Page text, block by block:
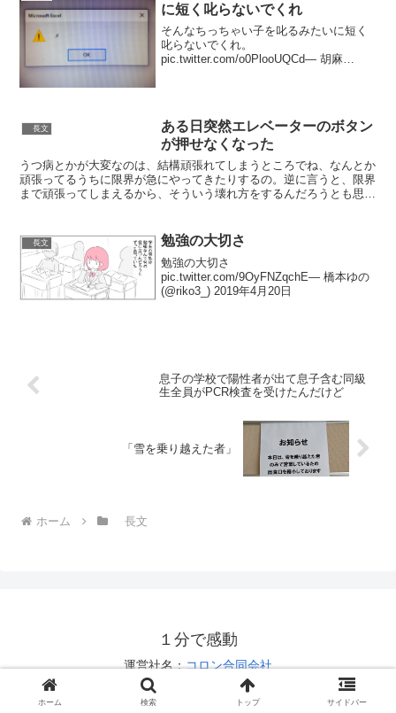
に短く叱らないでくれ
そんなちっちゃい子を叱るみたいに短く
叱らないでくれ。
pic.twitter.com/o0PlooUQCd— 胡麻
長文
ある日突然エレベーターのボタン
が押せなくなった
うつ病とかが大変なのは、結構頑張れてしまうところでね、なんとか
頑張ってるうちに限界が急にやってきたりするの。逆に言うと、限界
まで頑張ってしまえるから、そういう壊れ方をするんだろうとも思
長文 勉強の大切さ
勉強の大切さ
pic.twitter.com/9OyFNZqchE— 橋本ゆの
(@riko3_) 2019年4月20日
息子の学校で陽性者が出て息子含む同級
生全員がPCR検査を受けたんだけど
「雪を乗り越えた者」
ホーム 長文
１分で感動
運営社名：コロン合同会社
お問い合わせは
こちら
ホーム 検索 トップ サイドバー